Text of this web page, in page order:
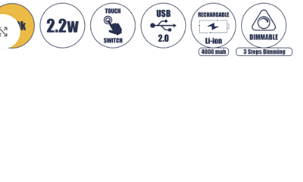
Κλικ για μεγέθυνση